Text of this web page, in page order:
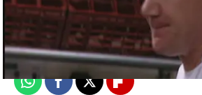
Nova
Publicado:13 de agosto de 2010,
WhatsappFacebook
X Flipboard